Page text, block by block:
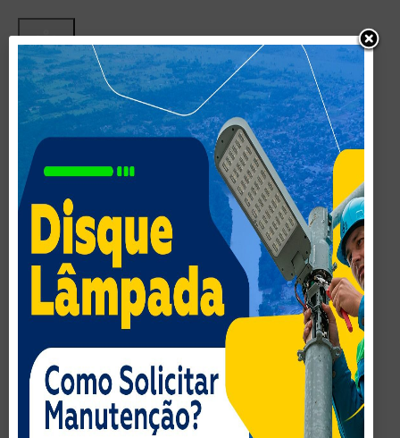
Acessibilidade
Contraste Escuro
Contraste Claro
Baixa Saturação
Alta Saturação
Destacar links
Realçar Cabeçalho
Leitor da Tela